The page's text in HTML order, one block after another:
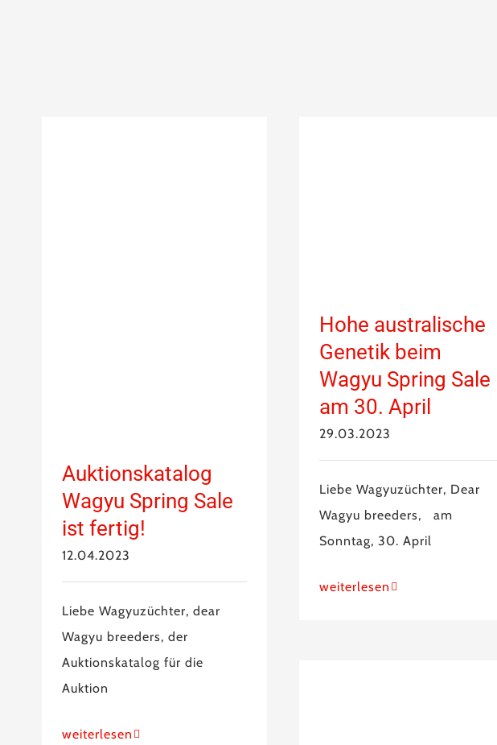
Auktionskatalog
Wagyu Spring Sale
ist fertig!
12.04.2023
Liebe Wagyuzüchter, dear
Wagyu breeders, der
Auktionskatalog für die
Auktion
weiterlesen
Hohe australische
Genetik beim
Wagyu Spring Sale
am 30. April
29.03.2023
Liebe Wagyuzüchter, Dear
Wagyu breeders, am
Sonntag, 30. April
weiterlesen